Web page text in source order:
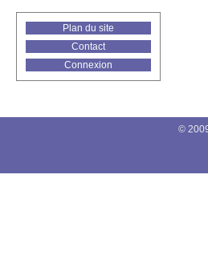
Plan du site
Contact
Connexion
©